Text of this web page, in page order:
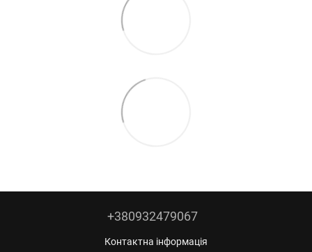
+380932479067
Контактна інформація